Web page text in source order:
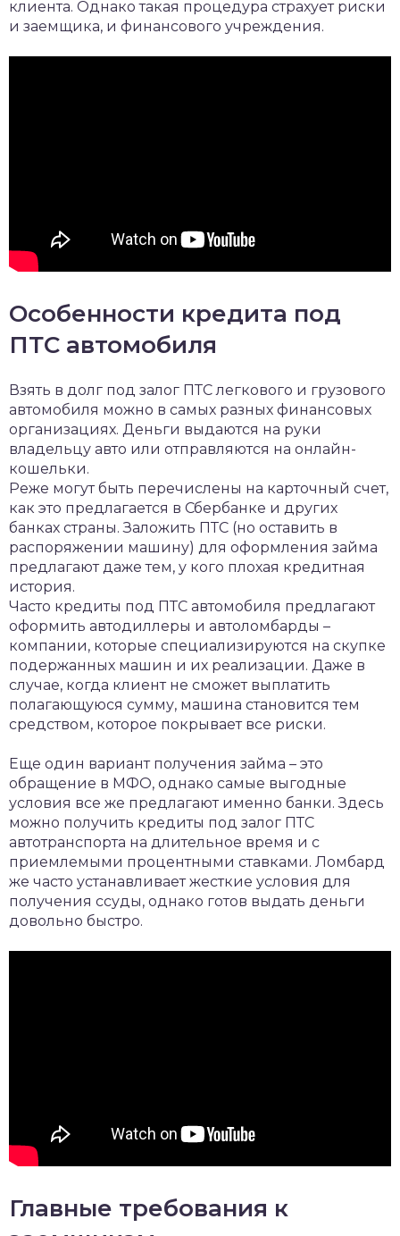
клиента. Однако такая процедура страхует риски
и заемщика, и финансового учреждения.
Особенности кредита под
ПТС автомобиля
Взять в долг под залог ПТС легкового и грузового
автомобиля можно в самых разных финансовых
организациях. Деньги выдаются на руки
владельцу авто или отправляются на онлайн-
кошельки.
Реже могут быть перечислены на карточный счет,
как это предлагается в Сбербанке и других
банках страны. Заложить ПТС (но оставить в
распоряжении машину) для оформления займа
предлагают даже тем, у кого плохая кредитная
история.
Часто кредиты под ПТС автомобиля предлагают
оформить автодиллеры и автоломбарды –
компании, которые специализируются на скупке
подержанных машин и их реализации. Даже в
случае, когда клиент не сможет выплатить
полагающуюся сумму, машина становится тем
средством, которое покрывает все риски.
Еще один вариант получения займа – это
обращение в МФО, однако самые выгодные
условия все же предлагают именно банки. Здесь
можно получить кредиты под залог ПТС
автотранспорта на длительное время и с
приемлемыми процентными ставками. Ломбард
же часто устанавливает жесткие условия для
получения ссуды, однако готов выдать деньги
довольно быстро.
Главные требования к